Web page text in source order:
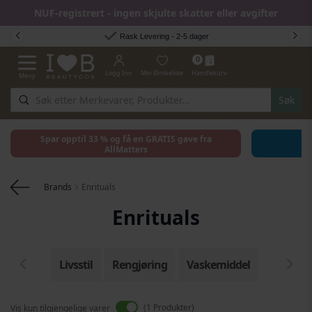
NUF-registrert - ingen skjulte skatter eller avgifter
Hopp til innhold
Rask Levering - 2-5 dager
Toggle Nav
Meny
Søk
Logg Inn Min Ønskeliste
0
Handlekurv
Spar opptil 33 % og få en GRATIS gave fra
AllMatters
Brands Enrituals
Enrituals
Livsstil Rengjøring Vaskemiddel
Vis kun tilgjengelige varer 1 Produkter